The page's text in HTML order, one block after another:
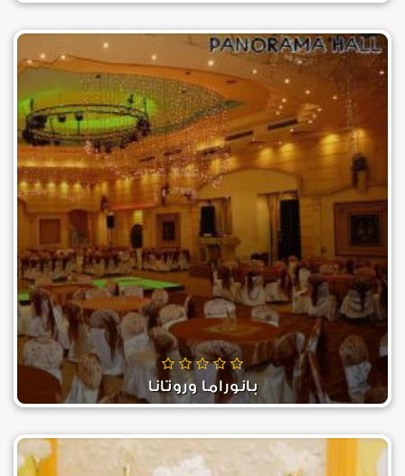
بانوراما وروتانا